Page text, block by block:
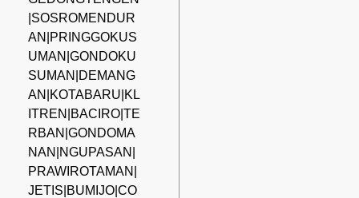
|SOSROMENDUR
AN|PRINGGOKUS
UMAN|GONDOKU
SUMAN|DEMANG
AN|KOTABARU|KL
ITREN|BACIRO|TE
RBAN|GONDOMA
NAN|NGUPASAN|
PRAWIROTAMAN|
JETIS|BUMIJO|CO